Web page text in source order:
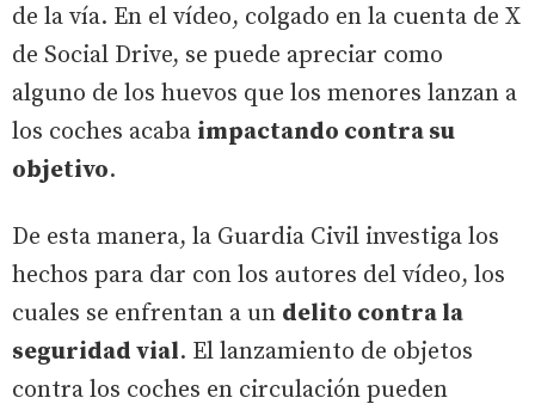
de la vía. En el vídeo, colgado en la cuenta de X
de Social Drive, se puede apreciar como
alguno de los huevos que los menores lanzan a
los coches acaba impactando contra su
objetivo.
De esta manera, la Guardia Civil investiga los
hechos para dar con los autores del vídeo, los
cuales se enfrentan a un delito contra la
seguridad vial. El lanzamiento de objetos
contra los coches en circulación pueden